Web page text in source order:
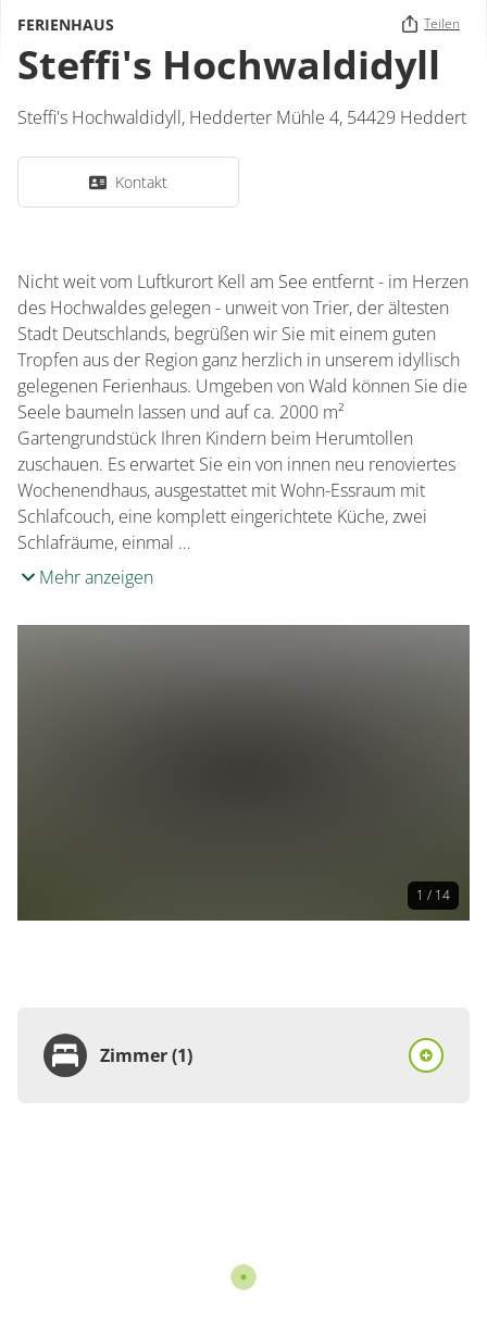
FERIENHAUS Teilen
Steffi's Hochwaldidyll
Steffi's Hochwaldidyll, Hedderter Mühle 4, 54429 Heddert
Kontakt
Nicht weit vom Luftkurort Kell am See entfernt - im Herzen
des Hochwaldes gelegen - unweit von Trier, der ältesten
Stadt Deutschlands, begrüßen wir Sie mit einem guten
Tropfen aus der Region ganz herzlich in unserem idyllisch
gelegenen Ferienhaus. Umgeben von Wald können Sie die
Seele baumeln lassen und auf ca. 2000 m²
Gartengrundstück Ihren Kindern beim Herumtollen
zuschauen. Es erwartet Sie ein von innen neu renoviertes
Wochenendhaus, ausgestattet mit Wohn-Essraum mit
Schlafcouch, eine komplett eingerichtete Küche, zwei
Schlafräume, einmal …
Mehr anzeigen
1 / 14
Zimmer (1)
pro Einheit/Nacht